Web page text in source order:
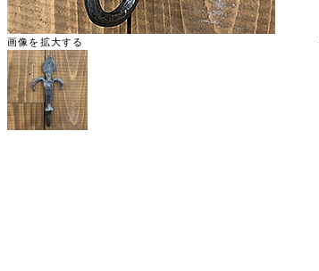
画像を拡大する